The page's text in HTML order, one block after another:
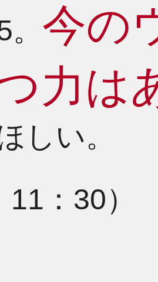
今の
力は
しい。
：30）